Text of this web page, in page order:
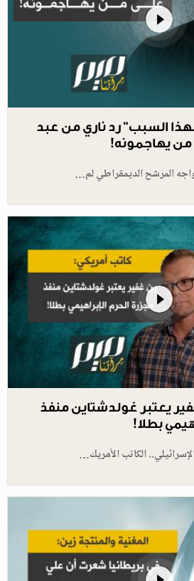
السبب" رد ناري من عبد
من يهاجمونه!
المرشح الديمقراطي لم…
يعتبر غولدشتاين منفذ
بطلا!
الكاتب الأمريك…